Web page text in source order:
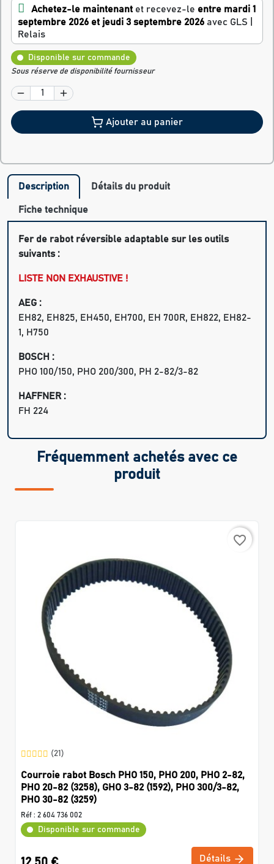
Achetez-le maintenant et recevez-le entre mardi 1
septembre 2026 et jeudi 3 septembre 2026 avec GLS |
Relais
Disponible sur commande
Sous réserve de disponibilité fournisseur
Ajouter au panier
Description Détails du produit
Fiche technique
Fer de rabot réversible adaptable sur les outils
suivants :
LISTE NON EXHAUSTIVE !
AEG :
EH82, EH825, EH450, EH700, EH 700R, EH822, EH82-
1, H750
BOSCH :
PHO 100/150, PHO 200/300, PH 2-82/3-82
HAFFNER :
FH 224
Fréquemment achetés avec ce
produit
favorite_border
(21)
Courroie rabot Bosch PHO 150, PHO 200, PHO 2-82,
PHO 20-82 (3258), GHO 3-82 (1592), PHO 300/3-82,
PHO 30-82 (3259)
Réf : 2 604 736 002
Disponible sur commande
Détails